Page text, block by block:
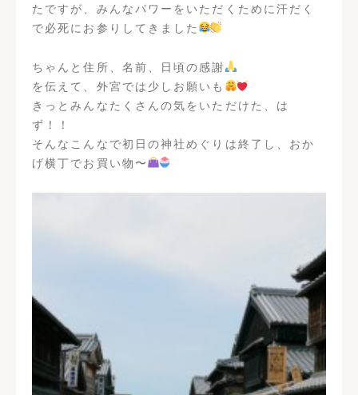
たですが、みんなパワーをいただくために汗だく
で必死にお参りしてきました
ちゃんと住所、名前、日頃の感謝
を伝えて、外宮では少しお願いも
きっとみんなたくさんの気をいただけた、は
ず！！
そんなこんなで初日の神社めぐりは終了し、おか
げ横丁でお買い物〜